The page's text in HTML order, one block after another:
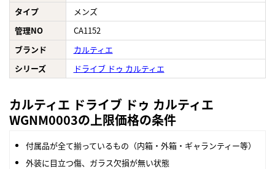
タイプ
メンズ
管理NO
CA1152
ブランド
カルティエ
シリーズ
ドライブ ドゥ カルティエ
カルティエ ドライブ ドゥ カルティエ
WGNM0003の上限価格の条件
付属品が全て揃っているもの（内箱・外箱・ギャランティー等）
外装に目立つ傷、ガラス欠損が無い状態